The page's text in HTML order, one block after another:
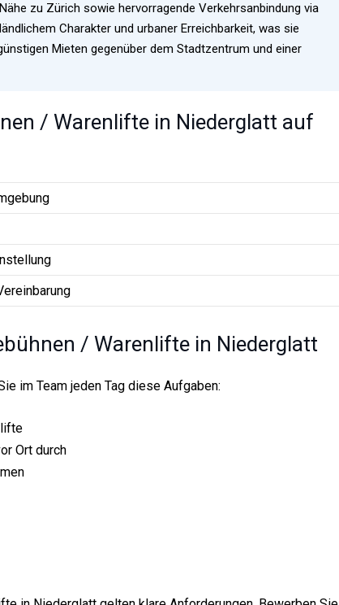
zu Zürich sowie hervorragende Verkehrsanbindung via
Charakter und urbaner Erreichbarkeit, was sie
Mieten gegenüber dem Stadtzentrum und einer
/ Warenlifte in Niederglatt auf
/ Warenlifte in Niederglatt
im Team jeden Tag diese Aufgaben:
Ort durch